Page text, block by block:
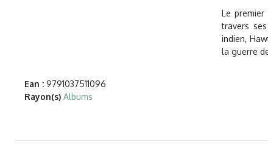
Le
travers
indien,
la guerre
Ean : 9791037511096
Rayon(s) Albums